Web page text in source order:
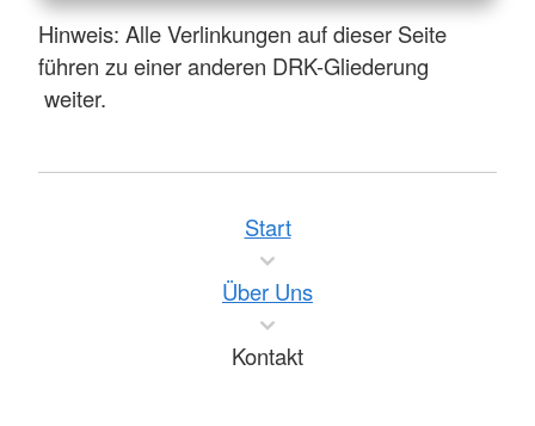
Hinweis: Alle Verlinkungen auf dieser Seite
führen zu einer anderen DRK-Gliederung
weiter.
Start
Über Uns
Kontakt